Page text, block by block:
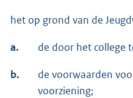
het op grond van de
a. de door het college
b.
de voorwaarden
voorziening;